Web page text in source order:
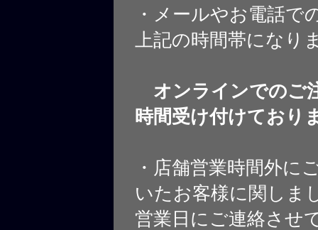
・メールやお電話で
上記の時間帯になり
オンラインでのご
時間受け付けており
・店舗営業時間外に
いたお客様に関しま
営業日にご連絡させ